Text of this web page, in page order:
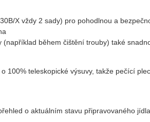
X vždy 2 sady) pro pohodlnou a
během čištění trouby) také
100% teleskopické výsuvy, takže pečící
o aktuálním stavu připravovaného